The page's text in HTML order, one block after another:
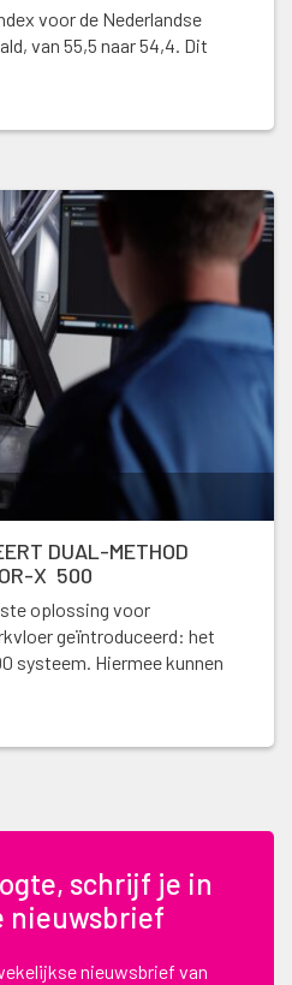
voor de Nederlandse
van 55,5 naar 54,4. Dit
DUAL-METHOD
X 500
oplossing voor
geïntroduceerd: het
systeem. Hiermee kunnen
schrijf je in
nieuwsbrief
nieuwsbrief van